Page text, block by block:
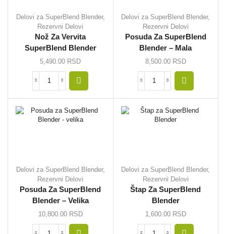
Delovi za SuperBlend Blender,
Rezervni Delovi
Nož Za Vervita
SuperBlend Blender
5,490.00 RSD
Delovi za SuperBlend Blender,
Rezervni Delovi
Posuda Za SuperBlend
Blender – Mala
8,500.00 RSD
Delovi za SuperBlend Blender,
Rezervni Delovi
Posuda Za SuperBlend
Blender – Velika
10,800.00 RSD
Delovi za SuperBlend Blender,
Rezervni Delovi
Štap Za SuperBlend
Blender
1,600.00 RSD